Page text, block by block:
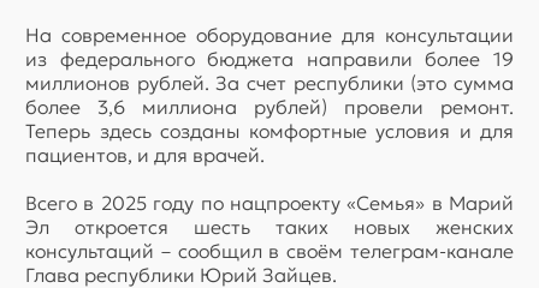
На современное оборудование для консультации
из федерального бюджета направили более 19
миллионов рублей. За счет республики (это сумма
более 3,6 миллиона рублей) провели ремонт.
Теперь здесь созданы комфортные условия и для
пациентов, и для врачей.
Всего в 2025 году по нацпроекту «Семья» в Марий
Эл откроется шесть таких новых женских
консультаций – сообщил в своём телеграм-канале
Глава республики Юрий Зайцев.